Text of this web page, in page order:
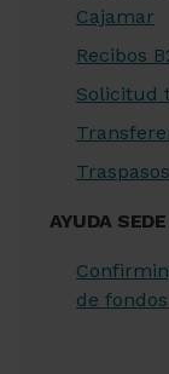
Cajamar
Recibos
Solicitud
AYUDA
de